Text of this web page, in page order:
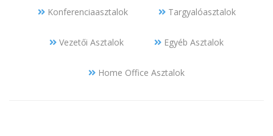
Konferenciaasztalok Targyalóasztalok
Vezetői Asztalok Egyéb Asztalok
Home Office Asztalok